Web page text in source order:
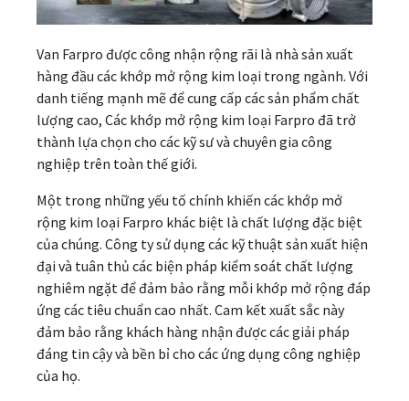
Van Farpro được công nhận rộng rãi là nhà sản xuất
hàng đầu các khớp mở rộng kim loại trong ngành. Với
danh tiếng mạnh mẽ để cung cấp các sản phẩm chất
lượng cao, Các khớp mở rộng kim loại Farpro đã trở
thành lựa chọn cho các kỹ sư và chuyên gia công
nghiệp trên toàn thế giới.
Một trong những yếu tố chính khiến các khớp mở
rộng kim loại Farpro khác biệt là chất lượng đặc biệt
của chúng. Công ty sử dụng các kỹ thuật sản xuất hiện
đại và tuân thủ các biện pháp kiểm soát chất lượng
nghiêm ngặt để đảm bảo rằng mỗi khớp mở rộng đáp
ứng các tiêu chuẩn cao nhất. Cam kết xuất sắc này
đảm bảo rằng khách hàng nhận được các giải pháp
đáng tin cậy và bền bỉ cho các ứng dụng công nghiệp
của họ.